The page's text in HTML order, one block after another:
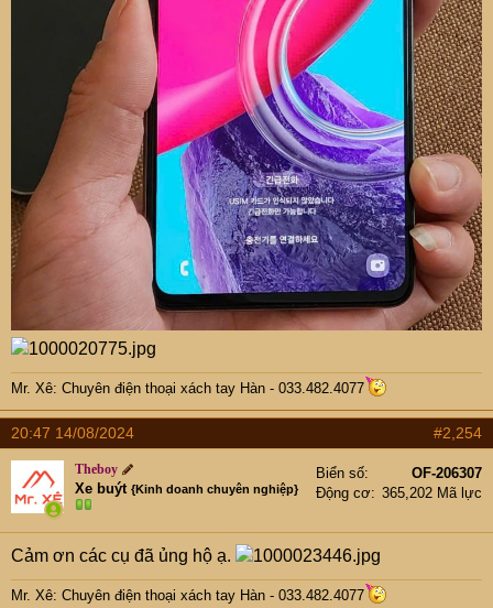
Mr. Xê: Chuyên điện thoại xách tay Hàn - 033.482.4077
20:47 14/08/2024 #2,254
Theboy
Xe buýt {Kinh doanh chuyên nghiệp}
Biển số
OF-206307
Động cơ
365,202 Mã lực
Cảm ơn các cụ đã ủng hộ ạ.
Mr. Xê: Chuyên điện thoại xách tay Hàn - 033.482.4077